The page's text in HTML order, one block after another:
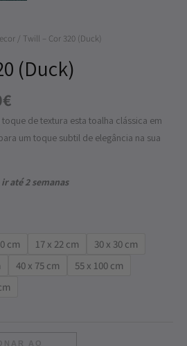
/ Twill – Cor 320 (Duck)
(Duck)
€
de textura esta toalha clássica em
um toque subtil de elegância na sua
até 2 semanas
cm 17 x 22 cm
30 x 30 cm
40 x 75 cm
55 x 100 cm
AO